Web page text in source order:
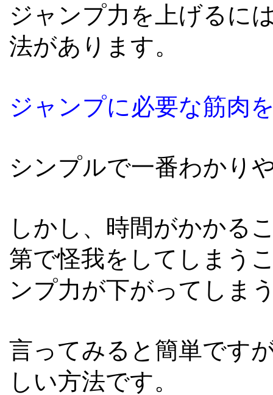
メールでのご相
ジャンプ力を上げるに
法があります。
ジャンプに必要な筋肉
シンプルで一番わかり
しかし、時間がかかる
第で怪我をしてしまう
ンプ力が下がってしま
言ってみると簡単です
しい方法です。